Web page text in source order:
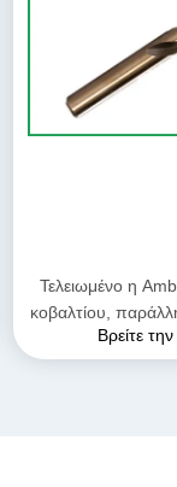
Τελειωμένο η
κοβαλτίου,
Βρείτε